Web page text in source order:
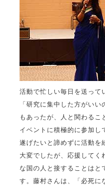
活動で忙しい毎日を送って
「研究に集中した方がい
もあったが、人と関わるこ
イベントに積極的に参加し
遂げたいと諦めずに活動を
大変でしたが、応援してく
な国の人と接することは
す。藤村さんは、「必死に